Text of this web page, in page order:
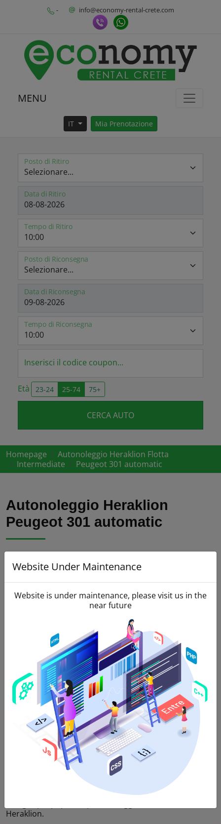
- info@economy-rental-crete.com
MENU
IT Mia Prenotazione
Posto di Ritiro
Data di Ritiro
Tempo di Ritiro
Posto di Riconsegna
Data di Riconsegna
Tempo di Riconsegna
Inserisci il codice coupon...
Età 23-24 25-74 75+
CERCA AUTO
Homepage
Autonoleggio Heraklion Flotta
Intermediate
Peugeot 301 automatic
Autonoleggio Heraklion
Peugeot 301 automatic
5 Porte,5Passeggere, 4Valigie,Trasmissione
Automatica,Benzina AC,Bluetooth ,USB
Offriamo veicoli di categoria intermedia a prezzi
incredibili a Heraklion Creta. Noleggia un'auto a
Heraklion tramite il noleggio economico di Creta e
goditi servizi completi e tranquillità. La categoria
intermedia comprende le vetture con motori di grossa
cilindrata 1600cc che sono consigliate per 5 passeggeri
e per 3-4 bagagli. Questa è la categoria di auto per
Heraklion.
Website Under Maintenance
Website is under maintenance, please visit us in the
near future